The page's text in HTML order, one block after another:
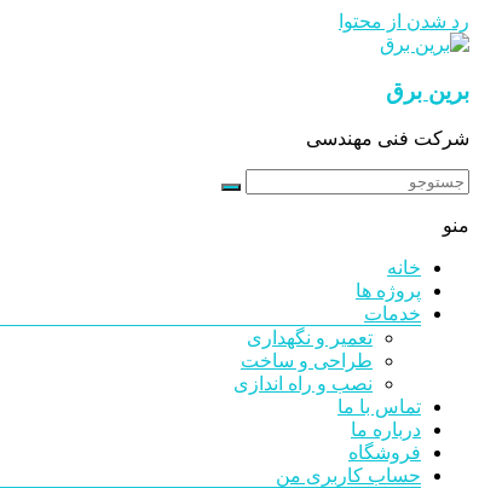
رد شدن از محتوا
برین برق
شرکت فنی مهندسی
منو
خانه
پروژه ها
خدمات
تعمیر و نگهداری
طراحی و ساخت
نصب و راه اندازی
تماس با ما
درباره ما
فروشگاه
حساب کاربری من